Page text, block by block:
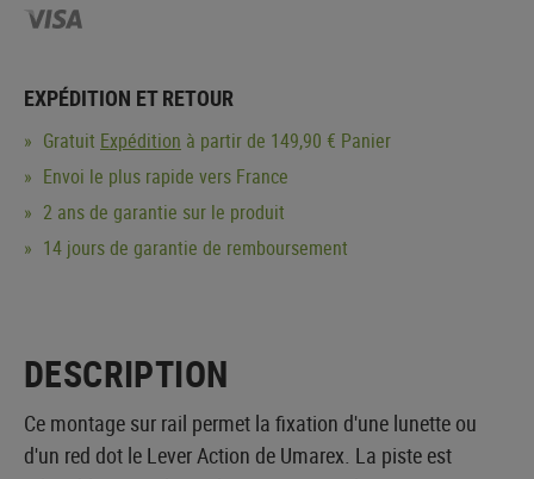
EXPÉDITION ET RETOUR
Gratuit Expédition à partir de 149,90 € Panier
Envoi le plus rapide vers France
2 ans de garantie sur le produit
14 jours de garantie de remboursement
DESCRIPTION
Ce montage sur rail permet la fixation d'une lunette ou
d'un red dot le Lever Action de Umarex. La piste est